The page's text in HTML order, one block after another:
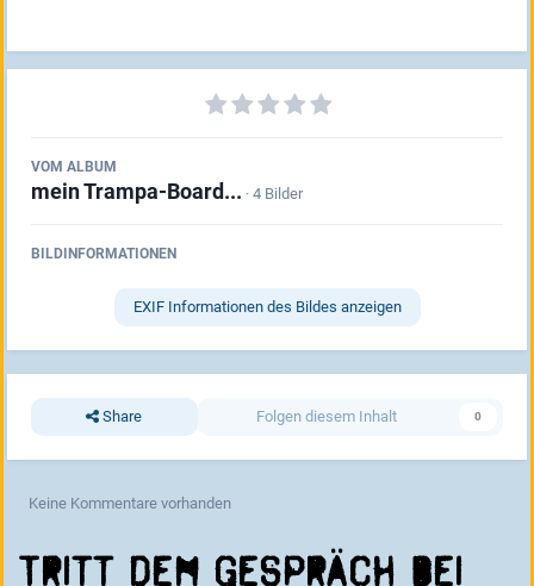
VOM ALBUM
mein Trampa-Board... · 4 Bilder
BILDINFORMATIONEN
EXIF Informationen des Bildes anzeigen
Share Folgen diesem Inhalt 0
Keine Kommentare vorhanden
Tritt dem Gespräch bei